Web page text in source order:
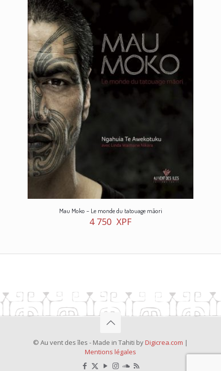
Mau Moko – Le monde du tatouage māori
4 750 XPF
© Au vent des îles - Made in Tahiti byDigicrea.com |
Mentions légales